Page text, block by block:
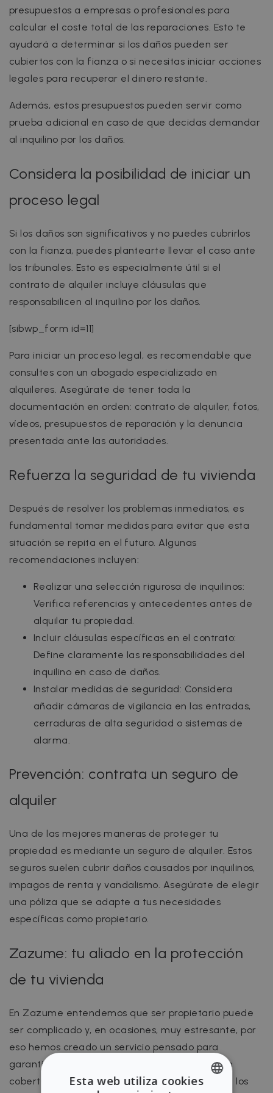
presupuestos a empresas o profesionales para
calcular el coste total de las reparaciones. Esto te
ayudará a determinar si los daños pueden ser
cubiertos con la fianza o si necesitas iniciar acciones
legales para recuperar el dinero restante.
Además, estos presupuestos pueden servir como
prueba adicional en caso de que decidas demandar
al inquilino por los daños.
Considera la posibilidad de iniciar un
proceso legal
Si los daños son significativos y no puedes cubrirlos
con la fianza, puedes plantearte llevar el caso ante
los tribunales. Esto es especialmente útil si el
contrato de alquiler incluye cláusulas que
responsabilicen al inquilino por los daños.
[sibwp_form id=11]
Para iniciar un proceso legal, es recomendable que
consultes con un abogado especializado en
alquileres. Asegúrate de tener toda la
documentación en orden: contrato de alquiler, fotos,
vídeos, presupuestos de reparación y la denuncia
presentada ante las autoridades.
Refuerza la seguridad de tu vivienda
Después de resolver los problemas inmediatos, es
fundamental tomar medidas para evitar que esta
situación se repita en el futuro. Algunas
recomendaciones incluyen:
Realizar una selección rigurosa de inquilinos:
Verifica referencias y antecedentes antes de
alquilar tu propiedad.
Incluir cláusulas específicas en el contrato:
Define claramente las responsabilidades del
inquilino en caso de daños.
Instalar medidas de seguridad: Considera
añadir cámaras de vigilancia en las entradas,
cerraduras de alta seguridad o sistemas de
alarma.
Prevención: contrata un seguro de
alquiler
Una de las mejores maneras de proteger tu
propiedad es mediante un seguro de alquiler. Estos
seguros suelen cubrir daños causados por inquilinos,
impagos de renta y vandalismo. Asegúrate de elegir
una póliza que se adapte a tus necesidades
específicas como propietario.
Zazume: tu aliado en la protección
de tu vivienda
En Zazume entendemos que ser propietario puede
ser complicado y, en ocasiones, muy estresante, por
eso hemos creado un servicio pensado para
garantizarte la tranquilidad que necesitas, con
coberturas que van más allá de lo que ofrecen los
Esta web utiliza cookies